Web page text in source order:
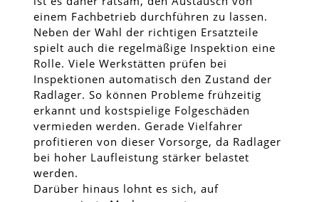
einem Fachbetrieb durchführen zu lassen.
Neben der Wahl der richtigen Ersatzteile
spielt auch die regelmäßige Inspektion eine
Rolle. Viele Werkstätten prüfen bei
Inspektionen automatisch den Zustand der
Radlager. So können Probleme frühzeitig
erkannt und kostspielige Folgeschäden
vermieden werden. Gerade Vielfahrer
profitieren von dieser Vorsorge, da Radlager
bei hoher Laufleistung stärker belastet
werden.
Darüber hinaus lohnt es sich, auf